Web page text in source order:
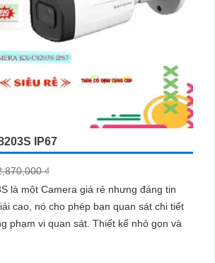
IP67
₫
là một Camera giá rẻ nhưng đáng tin
sát. Thiết kế nhỏ gọn và